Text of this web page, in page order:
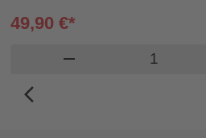
49,90 €*
remove Produkt
arrow_back_ios_new